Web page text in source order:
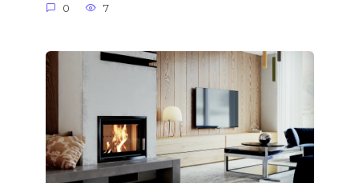
0 7